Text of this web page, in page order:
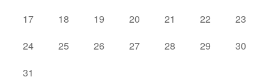
17 18 19 20 21 22
23
24
25 26 27 28 29
30
31